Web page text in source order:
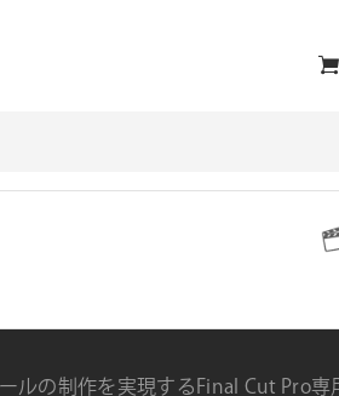
ユ
ィ
リ
ナ
対応プラットフォーム
ルの制作を実現するFinal Cut Pro専